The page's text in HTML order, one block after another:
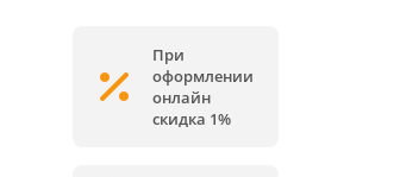
При
оформлении
онлайн
скидка 1%